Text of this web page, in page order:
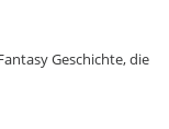
Geschichte, die